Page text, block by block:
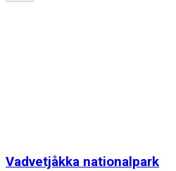
Vadvetjåkka nationalpark